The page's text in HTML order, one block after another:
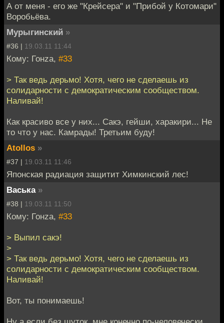
А от меня - его же "Крейсера" и "Прибой у Котомари"
Воробьёва.
Мурыгинский »
#36 | 19.03.11 11:44
Кому: Гонzа, #33
> Так ведь дерьмо! Хотя, чего не сделаешь из
солидарности с демократическим сообществом.
Наливай!
Как красиво все у них... Сакэ, гейши, харакири... Не
то что у нас. Камрады! Третьим буду!
Atollos »
#37 | 19.03.11 11:46
Японская радиация защитит Химкинский лес!
Васька »
#38 | 19.03.11 11:50
Кому: Гонzа, #33
> Выпил сакэ!
>
> Так ведь дерьмо! Хотя, чего не сделаешь из
солидарности с демократическим сообществом.
Наливай!
Вот, ты понимаешь!